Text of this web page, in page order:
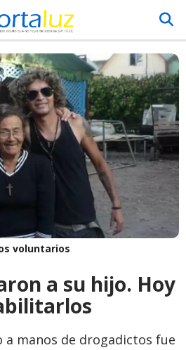
voluntarios
a su hijo. Hoy
a manos de drogadictos fue